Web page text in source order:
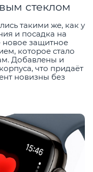
стеклом
такими же, как у
и посадка на
новое защитное
которое стало
Добавлены и
что придаёт
новизны без